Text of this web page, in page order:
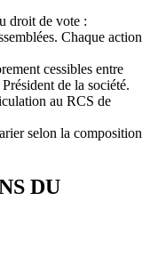
droit de vote :
Chaque action
cessibles entre
de la société.
au RCS de
selon la composition
DU